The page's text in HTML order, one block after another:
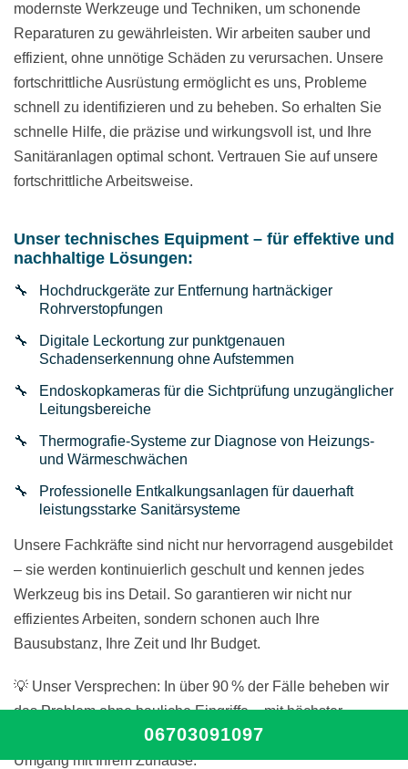
modernste Werkzeuge und Techniken, um schonende
Reparaturen zu gewährleisten. Wir arbeiten sauber und
effizient, ohne unnötige Schäden zu verursachen. Unsere
fortschrittliche Ausrüstung ermöglicht es uns, Probleme
schnell zu identifizieren und zu beheben. So erhalten Sie
schnelle Hilfe, die präzise und wirkungsvoll ist, und Ihre
Sanitäranlagen optimal schont. Vertrauen Sie auf unsere
fortschrittliche Arbeitsweise.
Unser technisches Equipment – für effektive und
nachhaltige Lösungen:
Hochdruckgeräte zur Entfernung hartnäckiger
Rohrverstopfungen
Digitale Leckortung zur punktgenauen
Schadenserkennung ohne Aufstemmen
Endoskopkameras für die Sichtprüfung unzugänglicher
Leitungsbereiche
Thermografie-Systeme zur Diagnose von Heizungs-
und Wärmeschwächen
Professionelle Entkalkungsanlagen für dauerhaft
leistungsstarke Sanitärsysteme
Unsere Fachkräfte sind nicht nur hervorragend ausgebildet
– sie werden kontinuierlich geschult und kennen jedes
Werkzeug bis ins Detail. So garantieren wir nicht nur
effizientes Arbeiten, sondern schonen auch Ihre
Bausubstanz, Ihre Zeit und Ihr Budget.
💡 Unser Versprechen: In über 90 % der Fälle beheben wir
das Problem ohne bauliche Eingriffe – mit höchster
Präzision, moderner Technik und einem respektvollen
Umgang mit Ihrem Zuhause.
06703091097